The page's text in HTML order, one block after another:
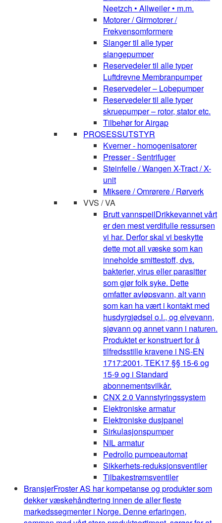
Neetzch • Allweiler • m.m.
Motorer / Girmotorer /
Frekvensomformere
Slanger til alle typer
slangepumper
Reservedeler til alle typer
Luftdrevne Membranpumper
Reservedeler – Lobepumper
Reservedeler til alle typer
skruepumper – rotor, stator etc.
Tilbehør for Airgap
PROSESSUTSTYR
Kverner - homogenisatorer
Presser - Sentrifuger
Steinfelle / Wangen X-Tract / X-
unit
Miksere / Omrørere / Rørverk
VVS / VA
Brutt vannspeilDrikkevannet vårt
er den mest verdifulle ressursen
vi har. Derfor skal vi beskytte
dette mot all væske som kan
inneholde smittestoff, dvs.
bakterier, virus eller parasitter
som gjør folk syke. Dette
omfatter avløpsvann, alt vann
som kan ha vært i kontakt med
husdyrgjødsel o.l., og elvevann,
sjøvann og annet vann i naturen.
Produktet er konstruert for å
tilfredsstille kravene i NS-EN
1717:2001, TEK17 §§ 15-6 og
15-9 og i Standard
abonnementsvilkår.
CNX 2.0 Vannstyringssystem
Elektroniske armatur
Elektroniske dusjpanel
Sirkulasjonspumper
NIL armatur
Pedrollo pumpeautomat
Sikkerhets-reduksjonsventiler
Tilbakestrømsventiler
BransjerFroster AS har kompetanse og produkter som
dekker væskehåndtering innen de aller fleste
markedssegmenter i Norge. Denne erfaringen,